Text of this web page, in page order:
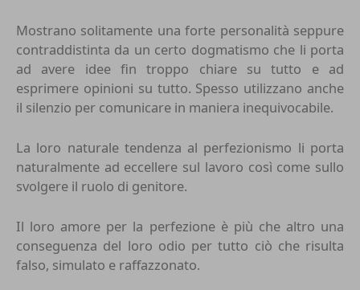
Mostrano solitamente una forte personalità seppure
contraddistinta da un certo dogmatismo che li porta
ad avere idee fin troppo chiare su tutto e ad
esprimere opinioni su tutto. Spesso utilizzano anche
il silenzio per comunicare in maniera inequivocabile.
La loro naturale tendenza al perfezionismo li porta
naturalmente ad eccellere sul lavoro così come sullo
svolgere il ruolo di genitore.
Il loro amore per la perfezione è più che altro una
conseguenza del loro odio per tutto ciò che risulta
falso, simulato e raffazzonato.